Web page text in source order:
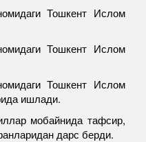
Тошкент Ислом
Тошкент Ислом
Тошкент Ислом
ишлади.
мобайнида тафсир,
дарс берди.